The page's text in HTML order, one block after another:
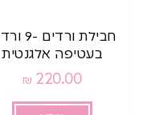
חבילת
בעטיפה אלגנטית
220.00
₪